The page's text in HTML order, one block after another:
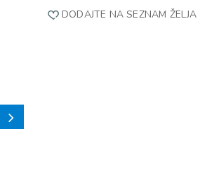
DODAJTE NA SEZNAM ŽELJA